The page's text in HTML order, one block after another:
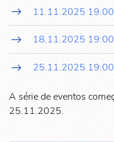
11.11.2025 19:00
18.11.2025 19:00
25.11.2025 19:00
A série de eventos
25.11.2025.